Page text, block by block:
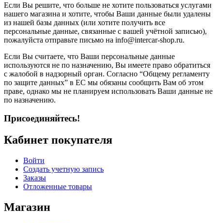
Если Вы решите, что больше не хотите пользоваться услугами
нашего магазина и хотите, чтобы Ваши данные были удалены
из нашей базы данных (или хотите получить все
персональные данные, связанные с вашей учётной записью),
пожалуйста отправьте письмо на info@intercar-shop.ru.
Если Вы считаете, что Ваши персональные данные
используются не по назначению, Вы имеете право обратиться
с жалобой в надзорный орган. Согласно “Общему регламенту
по защите данных” в ЕС мы обязаны сообщить Вам об этом
праве, однако мы не планируем использовать Ваши данные не
по назначению.
Присоединяйтесь!
Кабинет покупателя
Войти
Создать учетную запись
Заказы
Отложенные товары
Магазин